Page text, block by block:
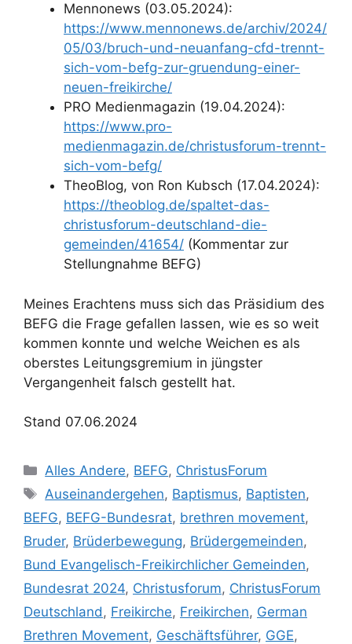
Mennonews (03.05.2024):
https://www.mennonews.de/archiv/2024/
05/03/bruch-und-neuanfang-cfd-trennt-
sich-vom-befg-zur-gruendung-einer-
neuen-freikirche/
PRO Medienmagazin (19.04.2024):
https://www.pro-
medienmagazin.de/christusforum-trennt-
sich-vom-befg/
TheoBlog, von Ron Kubsch (17.04.2024):
https://theoblog.de/spaltet-das-
christusforum-deutschland-die-
gemeinden/41654/ (Kommentar zur
Stellungnahme BEFG)
Meines Erachtens muss sich das Präsidium des
BEFG die Frage gefallen lassen, wie es so weit
kommen konnte und welche Weichen es als
oberstes Leitungsgremium in jüngster
Vergangenheit falsch gestellt hat.
Stand 07.06.2024
Kategorien
Alles Andere, BEFG, ChristusForum
Schlagwörter
Auseinandergehen, Baptismus, Baptisten,
BEFG, BEFG-Bundesrat, brethren movement,
Bruder, Brüderbewegung, Brüdergemeinden,
Bund Evangelisch-Freikirchlicher Gemeinden,
Bundesrat 2024, Christusforum, ChristusForum
Deutschland, Freikirche, Freikirchen, German
Brethren Movement, Geschäftsführer, GGE,